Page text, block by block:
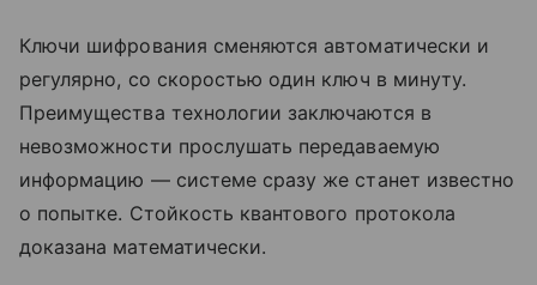
Ключи шифрования сменяются автоматически и
регулярно, со скоростью один ключ в минуту.
Преимущества технологии заключаются в
невозможности прослушать передаваемую
информацию — системе сразу же станет известно
о попытке. Стойкость квантового протокола
доказана математически.